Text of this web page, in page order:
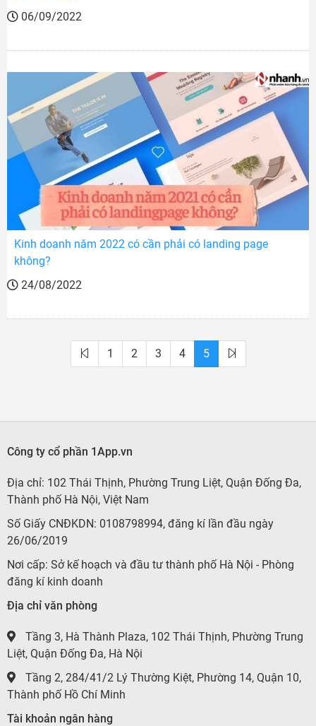
06/09/2022
Kinh doanh năm 2022 có cần phải có landing page
không?
24/08/2022
1 2 3 4 5
Công ty cổ phần 1App.vn
Địa chỉ: 102 Thái Thịnh, Phường Trung Liệt, Quận Đống Đa,
Thành phố Hà Nội, Việt Nam
Số Giấy CNĐKDN: 0108798994, đăng kí lần đầu ngày
26/06/2019
Nơi cấp: Sở kế hoạch và đầu tư thành phố Hà Nội - Phòng
đăng kí kinh doanh
Địa chỉ văn phòng
Tầng 3, Hà Thành Plaza, 102 Thái Thịnh, Phường Trung
Liệt, Quận Đống Đa, Hà Nội
Tầng 2, 284/41/2 Lý Thường Kiệt, Phường 14, Quận 10,
Thành phố Hồ Chí Minh
Tài khoản ngân hàng